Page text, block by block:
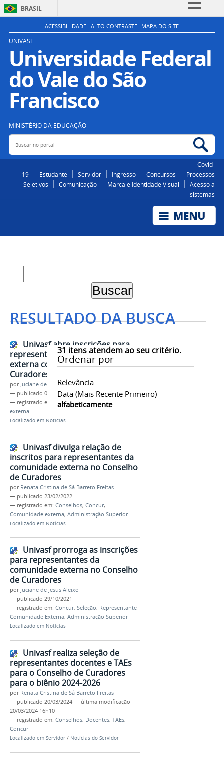
BRASIL
Simplifique!
Participe
Acesso à informação
Legislação
ACESSIBILIDADE ALTO CONTRASTE MAPA DO SITE
UNIVASF
Universidade Federal
do Vale do São
Francisco
MINISTÉRIO DA EDUCAÇÃO
Buscar no portal
Covid-
19
Estudante Servidor Ingresso Concursos
Processos
Seletivos
Comunicação Marca e Identidade Visual
Acesso a
sistemas
RESULTADO DA BUSCA
31 itens atendem ao seu critério.
Ordenar por
Relevância
Data (mais Recente Primeiro)
alfabeticamente
Univasf abre inscrições para
representante da comunidade
externa compor Conselho de
Curadores (Concur)
por Juciane de Jesus Aleixo
— publicado 07/07/2021
— registrado em:
Concur,Seleção,Comunidade
externa
Localizado em Notícias
Univasf divulga relação de
inscritos para representantes da
comunidade externa no Conselho
de Curadores
por Renata Cristina de Sá Barreto Freitas
— publicado 23/02/2022
— registrado em: Conselhos, Concur,
Comunidade externa, Administração Superior
Localizado em Notícias
Univasf prorroga as inscrições
para representantes da
comunidade externa no Conselho
de Curadores
por Juciane de Jesus Aleixo
— publicado 29/10/2021
— registrado em: Concur, Seleção, Representante
Comunidade Externa, Administração Superior
Localizado em Notícias
Univasf realiza seleção de
representantes docentes e TAEs
para o Conselho de Curadores
para o biênio 2024-2026
por Renata Cristina de Sá Barreto Freitas
— publicado 20/03/2024 — última modificação
20/03/2024 16h10
— registrado em: Conselhos, Docentes, TAEs,
Concur
Localizado em Servidor / Notícias do Servidor